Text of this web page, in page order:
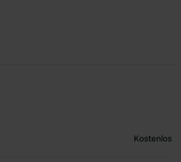
Kostenlos